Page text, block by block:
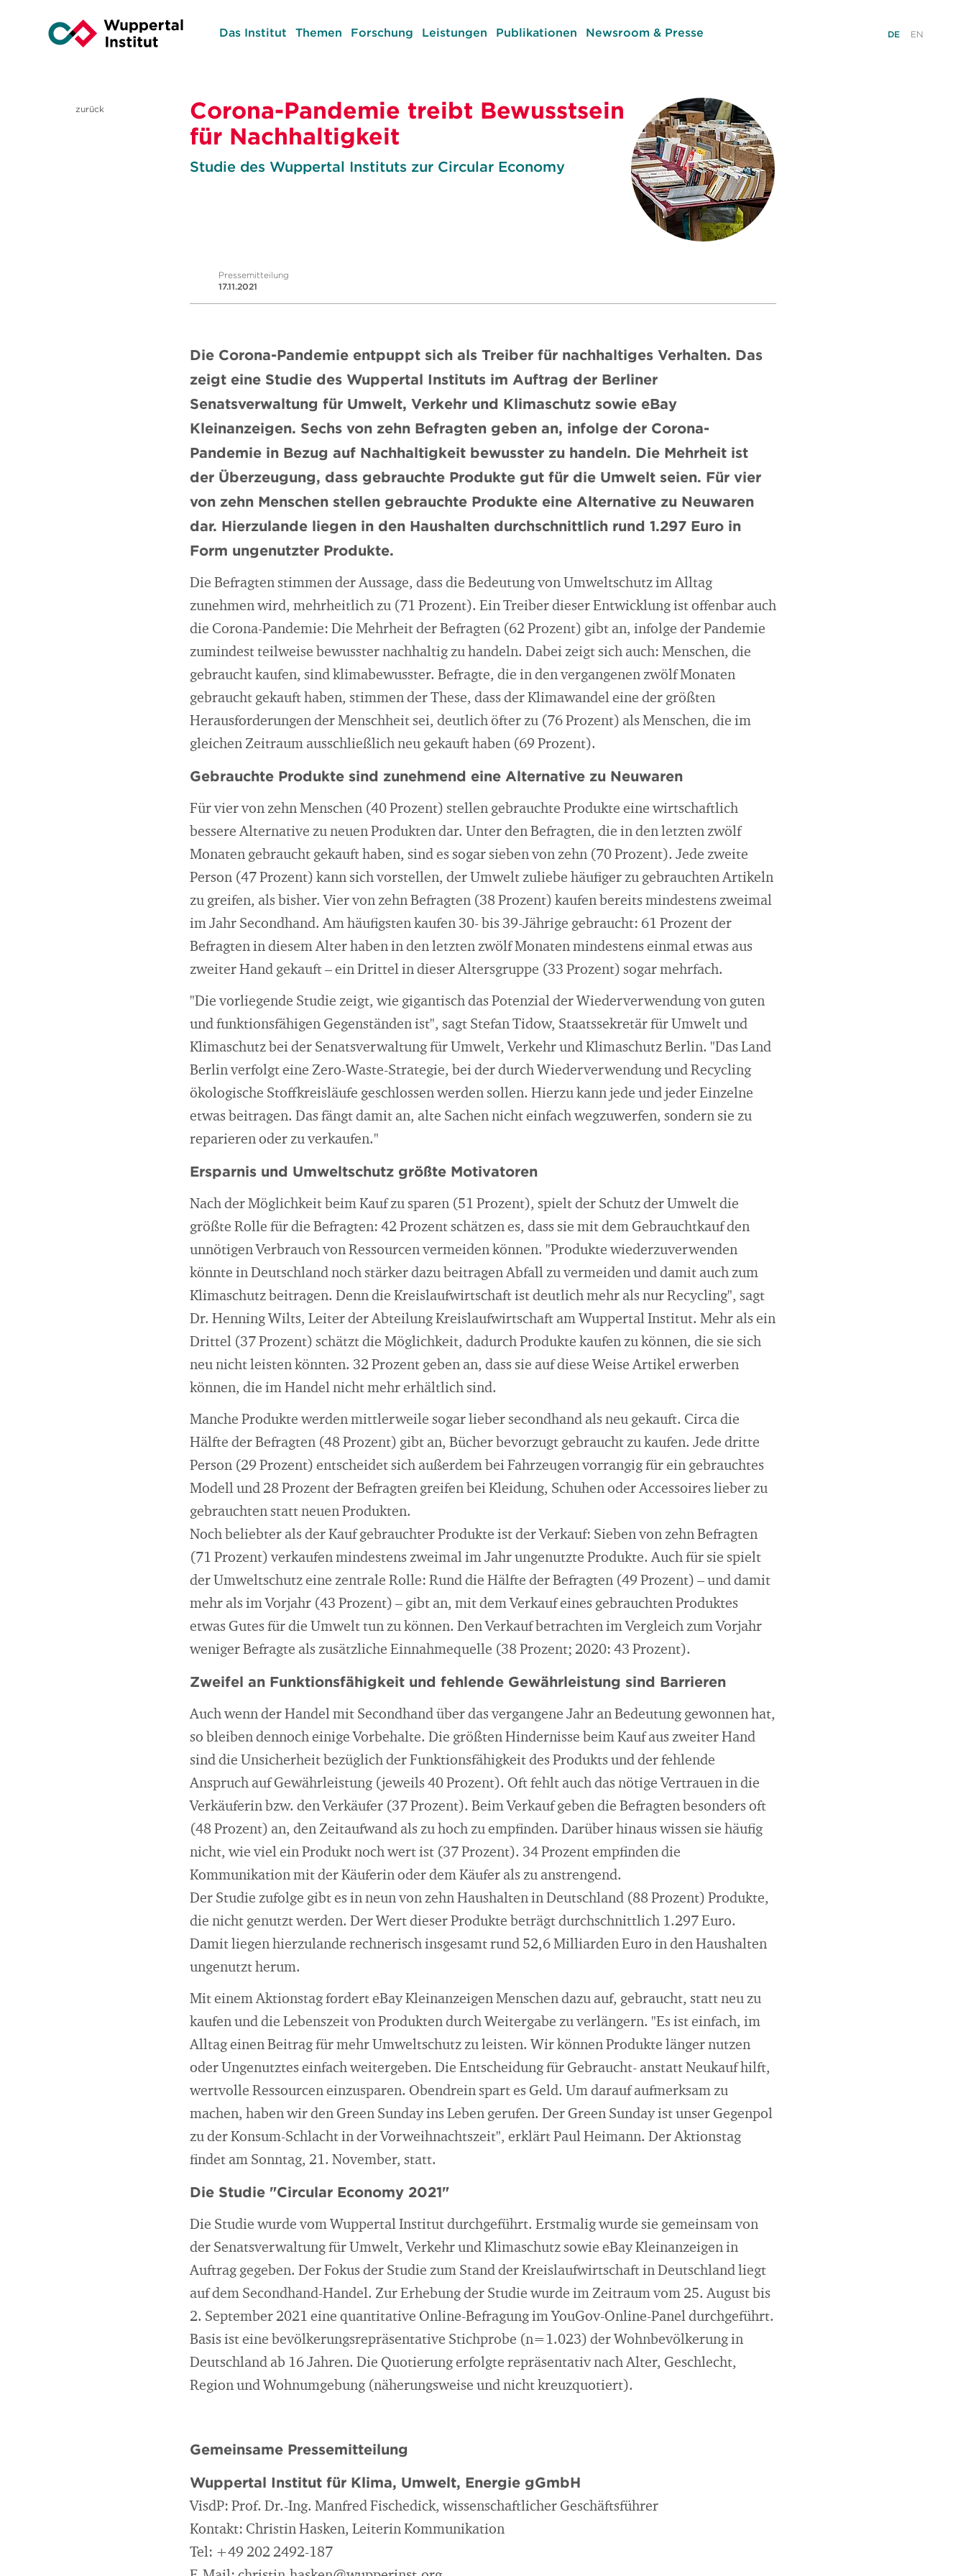
Das Institut Themen Forschung Leistungen Publikationen Newsroom & Presse DE EN
zurück
Corona-Pandemie treibt Bewusstsein
für Nachhaltigkeit
Studie des Wuppertal Instituts zur Circular Economy
Pressemitteilung
17.11.2021
Die Corona-Pandemie entpuppt sich als Treiber für nachhaltiges Verhalten. Das
zeigt eine Studie des Wuppertal Instituts im Auftrag der Berliner
Senatsverwaltung für Umwelt, Verkehr und Klimaschutz sowie eBay
Kleinanzeigen. Sechs von zehn Befragten geben an, infolge der Corona-
Pandemie in Bezug auf Nachhaltigkeit bewusster zu handeln. Die Mehrheit ist
der Überzeugung, dass gebrauchte Produkte gut für die Umwelt seien. Für vier
von zehn Menschen stellen gebrauchte Produkte eine Alternative zu Neuwaren
dar. Hierzulande liegen in den Haushalten durchschnittlich rund 1.297 Euro in
Form ungenutzter Produkte.
Die Befragten stimmen der Aussage, dass die Bedeutung von Umweltschutz im Alltag
zunehmen wird, mehrheitlich zu (71 Prozent). Ein Treiber dieser Entwicklung ist offenbar auch
die Corona-Pandemie: Die Mehrheit der Befragten (62 Prozent) gibt an, infolge der Pandemie
zumindest teilweise bewusster nachhaltig zu handeln. Dabei zeigt sich auch: Menschen, die
gebraucht kaufen, sind klimabewusster. Befragte, die in den vergangenen zwölf Monaten
gebraucht gekauft haben, stimmen der These, dass der Klimawandel eine der größten
Herausforderungen der Menschheit sei, deutlich öfter zu (76 Prozent) als Menschen, die im
gleichen Zeitraum ausschließlich neu gekauft haben (69 Prozent).
Gebrauchte Produkte sind zunehmend eine Alternative zu Neuwaren
Für vier von zehn Menschen (40 Prozent) stellen gebrauchte Produkte eine wirtschaftlich
bessere Alternative zu neuen Produkten dar. Unter den Befragten, die in den letzten zwölf
Monaten gebraucht gekauft haben, sind es sogar sieben von zehn (70 Prozent). Jede zweite
Person (47 Prozent) kann sich vorstellen, der Umwelt zuliebe häufiger zu gebrauchten Artikeln
zu greifen, als bisher. Vier von zehn Befragten (38 Prozent) kaufen bereits mindestens zweimal
im Jahr Secondhand. Am häufigsten kaufen 30- bis 39-Jährige gebraucht: 61 Prozent der
Befragten in diesem Alter haben in den letzten zwölf Monaten mindestens einmal etwas aus
zweiter Hand gekauft – ein Drittel in dieser Altersgruppe (33 Prozent) sogar mehrfach.
"Die vorliegende Studie zeigt, wie gigantisch das Potenzial der Wiederverwendung von guten
und funktionsfähigen Gegenständen ist", sagt Stefan Tidow, Staatssekretär für Umwelt und
Klimaschutz bei der Senatsverwaltung für Umwelt, Verkehr und Klimaschutz Berlin. "Das Land
Berlin verfolgt eine Zero-Waste-Strategie, bei der durch Wiederverwendung und Recycling
ökologische Stoffkreisläufe geschlossen werden sollen. Hierzu kann jede und jeder Einzelne
etwas beitragen. Das fängt damit an, alte Sachen nicht einfach wegzuwerfen, sondern sie zu
reparieren oder zu verkaufen."
Ersparnis und Umweltschutz größte Motivatoren
Nach der Möglichkeit beim Kauf zu sparen (51 Prozent), spielt der Schutz der Umwelt die
größte Rolle für die Befragten: 42 Prozent schätzen es, dass sie mit dem Gebrauchtkauf den
unnötigen Verbrauch von Ressourcen vermeiden können. "Produkte wiederzuverwenden
könnte in Deutschland noch stärker dazu beitragen Abfall zu vermeiden und damit auch zum
Klimaschutz beitragen. Denn die Kreislaufwirtschaft ist deutlich mehr als nur Recycling", sagt
Dr. Henning Wilts, Leiter der Abteilung Kreislaufwirtschaft am Wuppertal Institut. Mehr als ein
Drittel (37 Prozent) schätzt die Möglichkeit, dadurch Produkte kaufen zu können, die sie sich
neu nicht leisten könnten. 32 Prozent geben an, dass sie auf diese Weise Artikel erwerben
können, die im Handel nicht mehr erhältlich sind.
Manche Produkte werden mittlerweile sogar lieber secondhand als neu gekauft. Circa die
Hälfte der Befragten (48 Prozent) gibt an, Bücher bevorzugt gebraucht zu kaufen. Jede dritte
Person (29 Prozent) entscheidet sich außerdem bei Fahrzeugen vorrangig für ein gebrauchtes
Modell und 28 Prozent der Befragten greifen bei Kleidung, Schuhen oder Accessoires lieber zu
gebrauchten statt neuen Produkten.
Noch beliebter als der Kauf gebrauchter Produkte ist der Verkauf: Sieben von zehn Befragten
(71 Prozent) verkaufen mindestens zweimal im Jahr ungenutzte Produkte. Auch für sie spielt
der Umweltschutz eine zentrale Rolle: Rund die Hälfte der Befragten (49 Prozent) – und damit
mehr als im Vorjahr (43 Prozent) – gibt an, mit dem Verkauf eines gebrauchten Produktes
etwas Gutes für die Umwelt tun zu können. Den Verkauf betrachten im Vergleich zum Vorjahr
weniger Befragte als zusätzliche Einnahmequelle (38 Prozent; 2020: 43 Prozent).
Zweifel an Funktionsfähigkeit und fehlende Gewährleistung sind Barrieren
Auch wenn der Handel mit Secondhand über das vergangene Jahr an Bedeutung gewonnen hat,
so bleiben dennoch einige Vorbehalte. Die größten Hindernisse beim Kauf aus zweiter Hand
sind die Unsicherheit bezüglich der Funktionsfähigkeit des Produkts und der fehlende
Anspruch auf Gewährleistung (jeweils 40 Prozent). Oft fehlt auch das nötige Vertrauen in die
Verkäuferin bzw. den Verkäufer (37 Prozent). Beim Verkauf geben die Befragten besonders oft
(48 Prozent) an, den Zeitaufwand als zu hoch zu empfinden. Darüber hinaus wissen sie häufig
nicht, wie viel ein Produkt noch wert ist (37 Prozent). 34 Prozent empfinden die
Kommunikation mit der Käuferin oder dem Käufer als zu anstrengend.
Der Studie zufolge gibt es in neun von zehn Haushalten in Deutschland (88 Prozent) Produkte,
die nicht genutzt werden. Der Wert dieser Produkte beträgt durchschnittlich 1.297 Euro.
Damit liegen hierzulande rechnerisch insgesamt rund 52,6 Milliarden Euro in den Haushalten
ungenutzt herum.
Mit einem Aktionstag fordert eBay Kleinanzeigen Menschen dazu auf, gebraucht, statt neu zu
kaufen und die Lebenszeit von Produkten durch Weitergabe zu verlängern. "Es ist einfach, im
Alltag einen Beitrag für mehr Umweltschutz zu leisten. Wir können Produkte länger nutzen
oder Ungenutztes einfach weitergeben. Die Entscheidung für Gebraucht- anstatt Neukauf hilft,
wertvolle Ressourcen einzusparen. Obendrein spart es Geld. Um darauf aufmerksam zu
machen, haben wir den Green Sunday ins Leben gerufen. Der Green Sunday ist unser Gegenpol
zu der Konsum-Schlacht in der Vorweihnachtszeit", erklärt Paul Heimann. Der Aktionstag
findet am Sonntag, 21. November, statt.
Die Studie "Circular Economy 2021"
Die Studie wurde vom Wuppertal Institut durchgeführt. Erstmalig wurde sie gemeinsam von
der Senatsverwaltung für Umwelt, Verkehr und Klimaschutz sowie eBay Kleinanzeigen in
Auftrag gegeben. Der Fokus der Studie zum Stand der Kreislaufwirtschaft in Deutschland liegt
auf dem Secondhand-Handel. Zur Erhebung der Studie wurde im Zeitraum vom 25. August bis
2. September 2021 eine quantitative Online-Befragung im YouGov-Online-Panel durchgeführt.
Basis ist eine bevölkerungsrepräsentative Stichprobe (n=1.023) der Wohnbevölkerung in
Deutschland ab 16 Jahren. Die Quotierung erfolgte repräsentativ nach Alter, Geschlecht,
Region und Wohnumgebung (näherungsweise und nicht kreuzquotiert).
Gemeinsame Pressemitteilung
Wuppertal Institut für Klima, Umwelt, Energie gGmbH
VisdP: Prof. Dr.-Ing. Manfred Fischedick, wissenschaftlicher Geschäftsführer
Kontakt: Christin Hasken, Leiterin Kommunikation
Tel: +49 202 2492-187